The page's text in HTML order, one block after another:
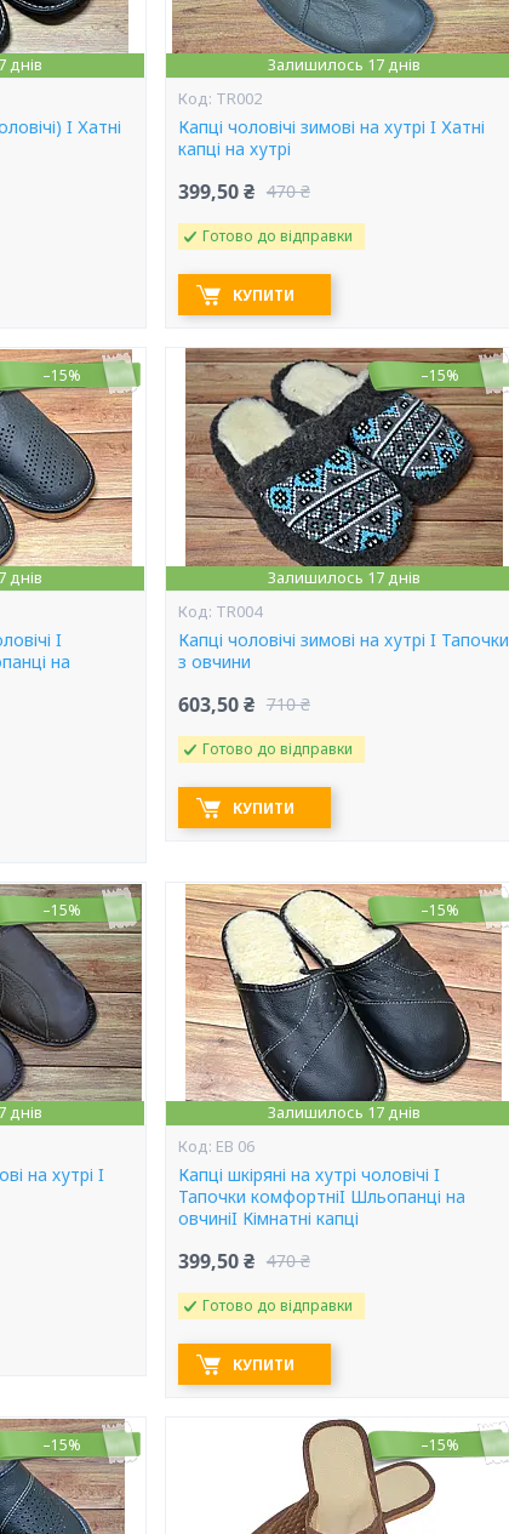
днів
I Хатні
Залишилось 17 днів
TR002
Капці чоловічі зимові на хутрі I Хатні
капці на хутрі
399,50 ₴ 470 ₴
Готово до відправки
КУПИТИ
–15%
днів
I
на
–15%
Залишилось 17 днів
TR004
Капці чоловічі зимові на хутрі I Тапочки
з овчини
603,50 ₴ 710 ₴
Готово до відправки
КУПИТИ
–15%
днів
на хутрі I
–15%
Залишилось 17 днів
ЕВ 06
Капці шкіряні на хутрі чоловічі I
Тапочки комфортніI Шльопанці на
овчиніI Кімнатні капці
399,50 ₴ 470 ₴
Готово до відправки
КУПИТИ
–15% –15%